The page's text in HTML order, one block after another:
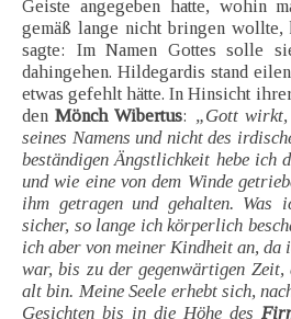
Geiste angegeben hatte, wohin
gemäß lange nicht bringen
sagte: Im Namen Gottes solle
dahingehen. Hildegardis stand
etwas gefehlt hätte. In Hinsicht
denMönch Wibertus: „Gott
seines Namens und nicht des
beständigen Ängstlichkeit hebe ich
und wie eine von dem Winde
ihm getragen und gehalten. Was
sicher, so lange ich körperlich
ich aber von meiner Kindheit an, da
war, bis zu der gegenwärtigen
alt bin. Meine Seele erhebt sich,
Gesichten bis in die Höhe des